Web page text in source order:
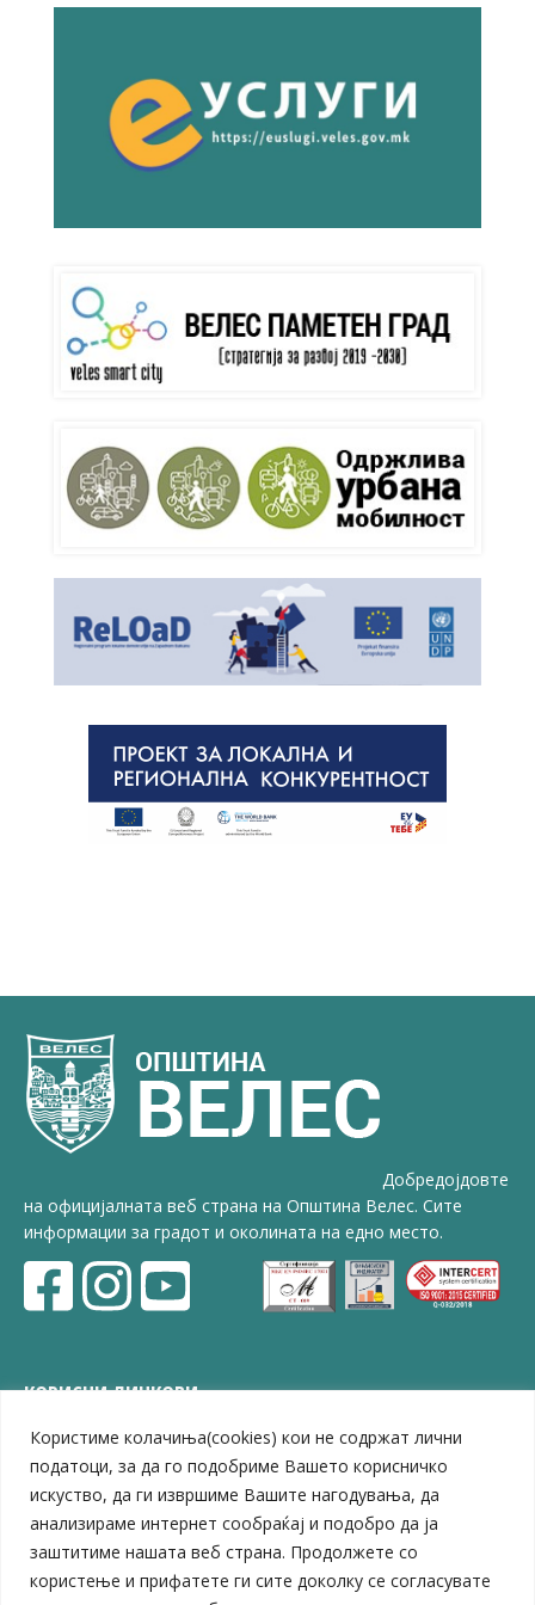
Користиме колачиња(cookies) кои не содржат лични
податоци, за да го подобриме Вашето корисничко
искуство, да ги извршиме Вашите нагодувања, да
анализираме интернет сообраќај и подобро да ја
заштитиме нашата веб страна. Продолжете со
користење и прифатете ги сите доколку се согласувате
Добредојдовте
на официјалната веб страна на Општина Велес. Сите
информации за градот и околината на едно место.
КОРИСНИ ЛИНКОВИ
ЗЕЛС – Заедница на единиците на локална самоуправа
Центар за развој на Вардарски плански регион
Јавно комунално претпријатие „Дервен“
ЈПССО „Парк – спорт и паркинзи“
ЛБ „Гоце Делчев“
ЛУ „Народен Музеј“
Влада на Република Северна Македонија